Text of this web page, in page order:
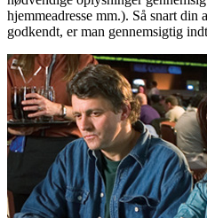
hjemmeadresse mm.). Så snart
godkendt, er man gennemsigtig